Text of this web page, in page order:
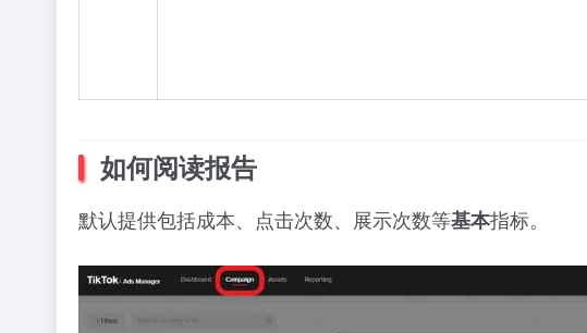
如何阅读报告
默认提供包括成本、点击次数、展示次数等基本指标。